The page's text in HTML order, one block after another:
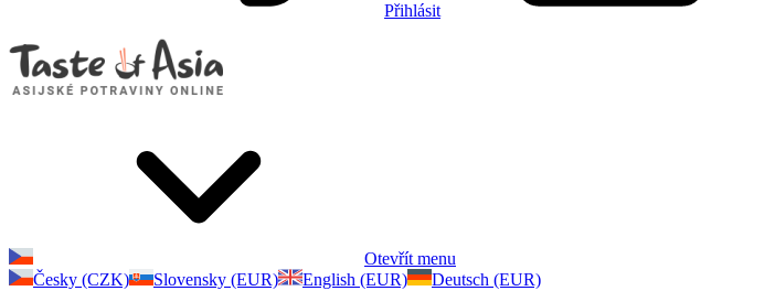
Přihlásit
Otevřít menu
Česky (CZK)
Slovensky (EUR) English (EUR) Deutsch (EUR)